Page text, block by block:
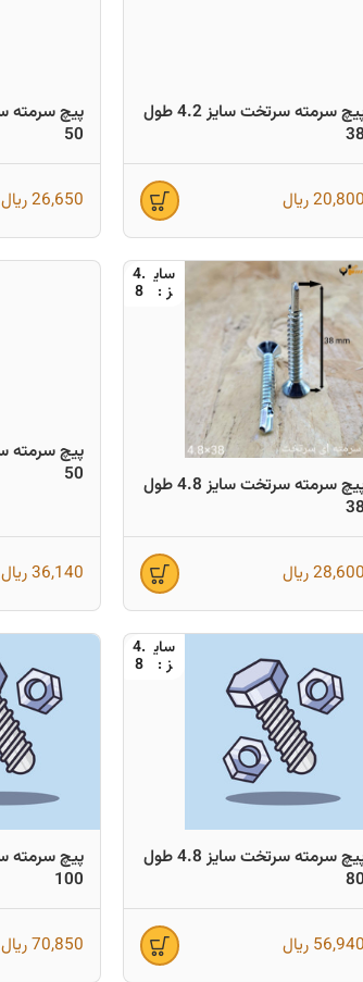
پیچ سرمته سرتخت سایز 4.2 طول
38
20,800ریال
50
26,650ریال
4.
8
پیچ سرمته سرتخت سایز 4.8 طول
38
28,600ریال
50
36,140ریال
4.
8
پیچ سرمته سرتخت سایز 4.8 طول
80
56,940 ریال
100
70,850ریال